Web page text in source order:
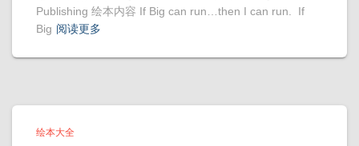
Publishing 绘本内容 If Big can run…then I can run. If
Big 阅读更多
绘本大全